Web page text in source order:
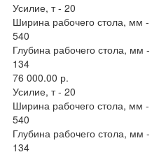
Усилие, т - 20
Ширина рабочего стола, мм -
540
Глубина рабочего стола, мм -
134
76 000.00 р.
Усилие, т - 20
Ширина рабочего стола, мм -
540
Глубина рабочего стола, мм -
134